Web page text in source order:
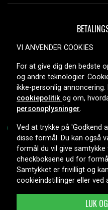
Copyright ©
VI ANVENDER COOKIES
For at give dig den bedste
og andre teknologier.
ikke-personlig
cookiepolitik og om,
personoplysninger.
Ved at trykke på 'Godkend
disse formål. Du kan også
formål du vil give samtykke
checkboksene ud for
Samtykket er frivilligt og
cookieindstillinger eller ved
LUK